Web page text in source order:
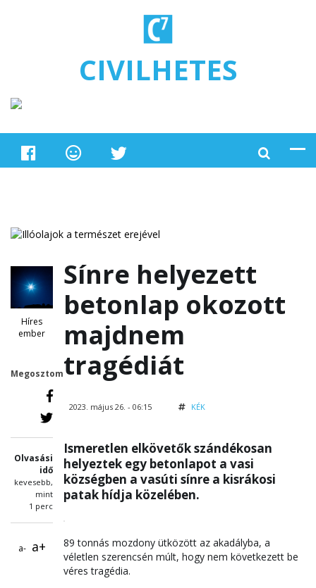
CIVILHETES
Híres
ember
Megosztom
Olvasási
idő
kevesebb,
mint
1 perc
a- a+
Sínre helyezett
betonlap okozott
majdnem
tragédiát
2023. május 26. - 06:15 KÉK
Ismeretlen elkövetők szándékosan
helyeztek egy betonlapot a vasi
községben a vasúti sínre a kisrákosi
patak hídja közelében.
89 tonnás mozdony ütközött az akadályba, a
véletlen szerencsén múlt, hogy nem következett be
véres tragédia.